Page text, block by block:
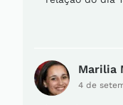
Marilia
4 de